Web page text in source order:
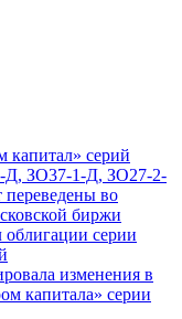
капитал» серий
ЗО37-1-Д, ЗО27-2-
во
биржи
облигации серии
изменения в
капитала» серии